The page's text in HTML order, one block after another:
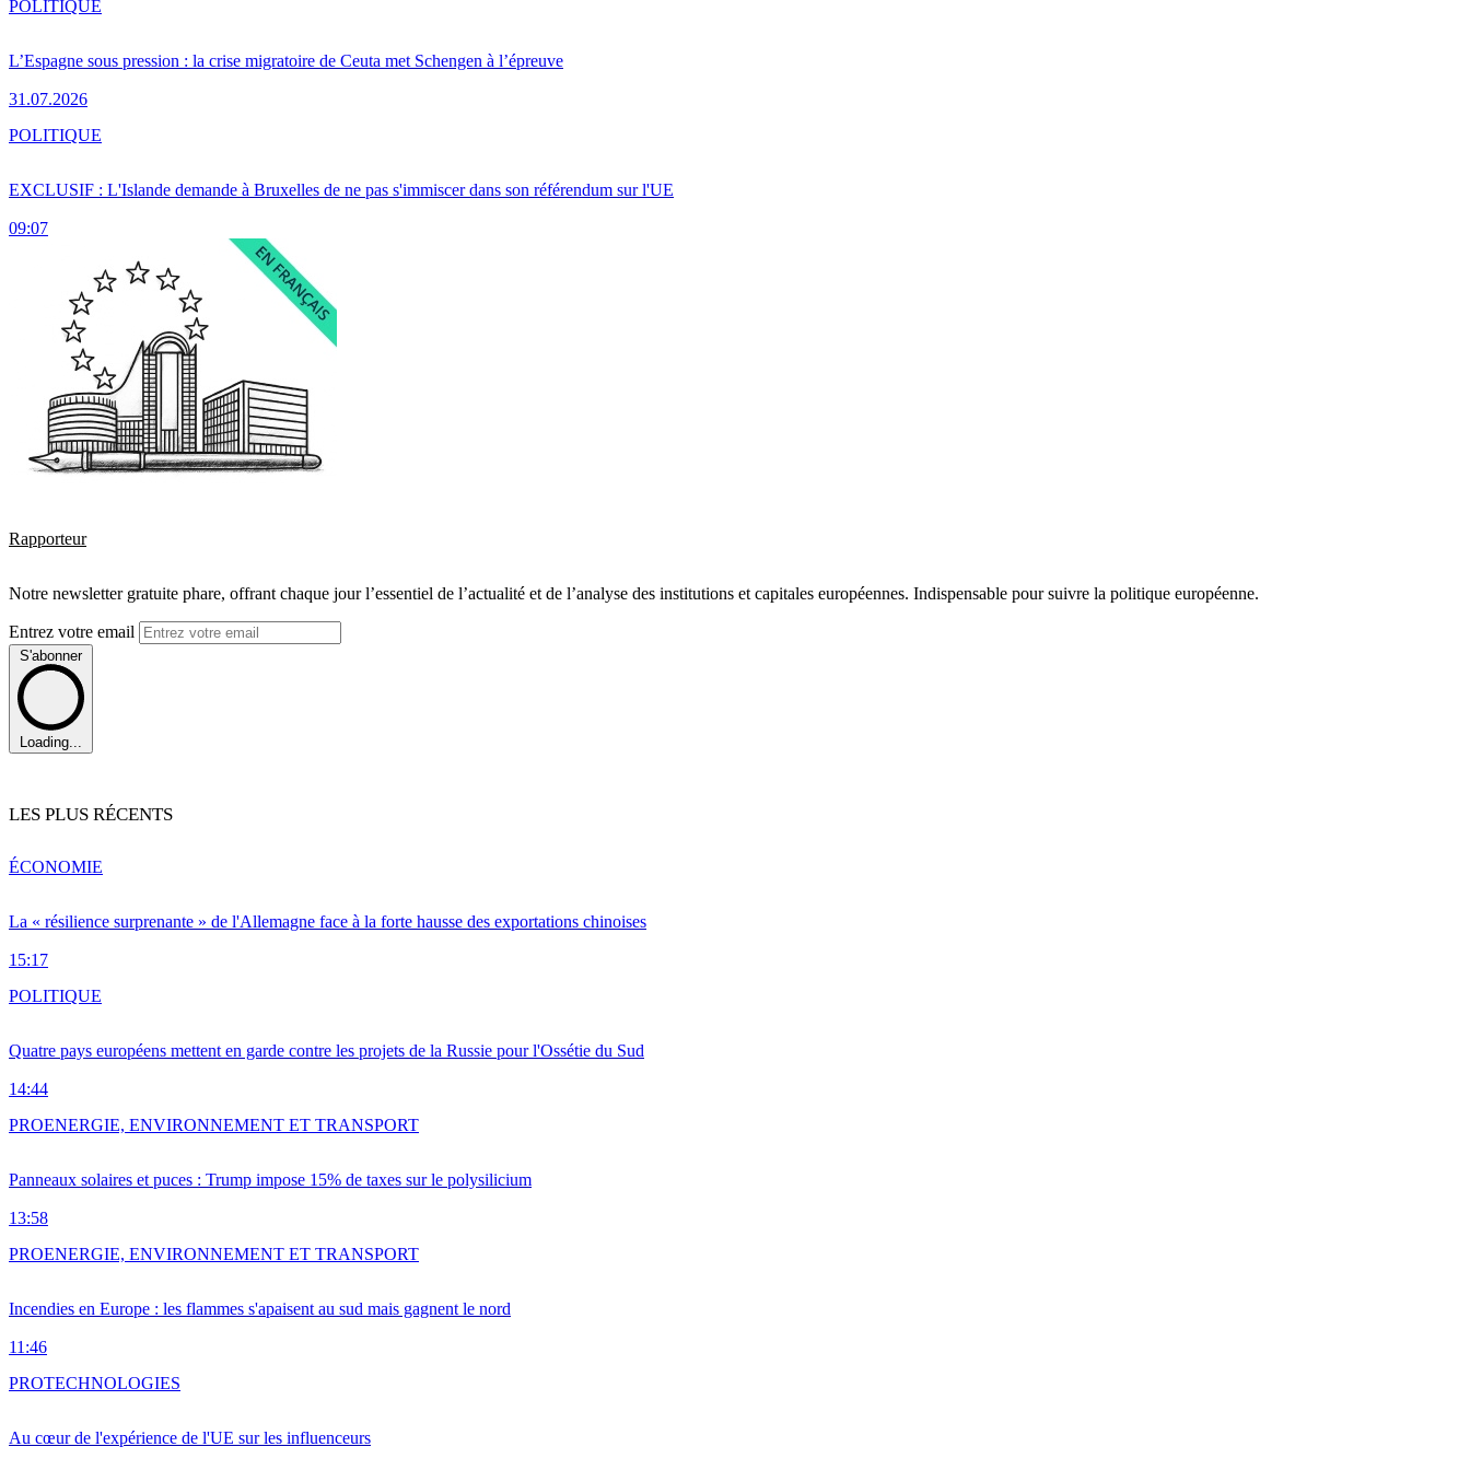
L’Espagne sous pression : la crise migratoire de Ceuta met Schengen à l’épreuve
31.07.2026
POLITIQUE
EXCLUSIF : L'Islande demande à Bruxelles de ne pas s'immiscer dans son référendum sur l'UE
09:07
POLITIQUE
Rapporteur
Notre newsletter gratuite phare, offrant chaque jour l’essentiel de l’actualité et de l’analyse des institutions et capitales européennes. Indispensable pour suivre la politique européenne.
Entrez votre email
S'abonner
Loading...
LES PLUS RÉCENTS
La « résilience surprenante » de l'Allemagne face à la forte hausse des exportations chinoises
15:17
ÉCONOMIE
Quatre pays européens mettent en garde contre les projets de la Russie pour l'Ossétie du Sud
14:44
POLITIQUE
Panneaux solaires et puces : Trump impose 15% de taxes sur le polysilicium
13:58
PROENERGIE, ENVIRONNEMENT ET TRANSPORT
Incendies en Europe : les flammes s'apaisent au sud mais gagnent le nord
11:46
PROENERGIE, ENVIRONNEMENT ET TRANSPORT
Au cœur de l'expérience de l'UE sur les influenceurs
PROTECHNOLOGIES